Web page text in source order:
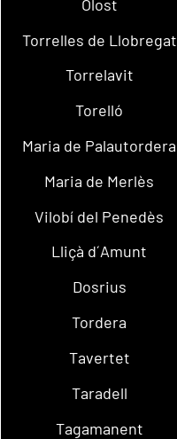
Olost
Torrelles de Llobregat
Torrelavit
Torelló
Maria de Palautordera
Maria de Merlès
Vilobí del Penedès
Lliçà d´Amunt
Dosrius
Tordera
Tavertet
Taradell
Tagamanent